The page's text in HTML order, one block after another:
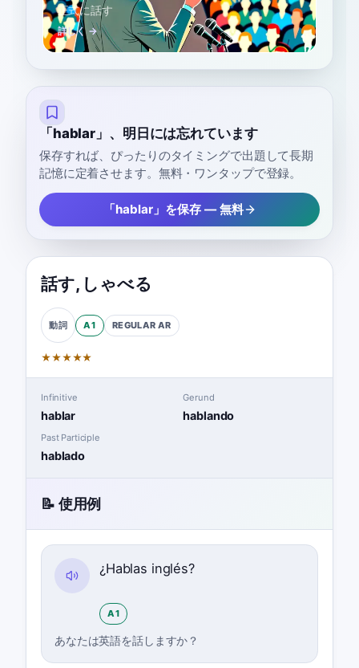
正式に話す
詳しく →
「hablar」、明日には忘れています
保存すれば、ぴったりのタイミングで出題して長期
記憶に定着させます。無料・ワンタップで登録。
「hablar」を保存 — 無料
話す, しゃべる
動詞 A1 REGULAR AR
★★★★★
Infinitive
hablar
Gerund
hablando
Past Participle
hablado
📝 使用例
¿Hablas inglés?
A1
あなたは英語を話しますか？